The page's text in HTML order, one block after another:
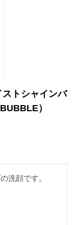
トシャインバ
）
洗顔です。